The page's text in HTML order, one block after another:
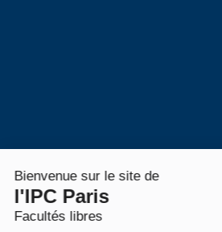
Événements